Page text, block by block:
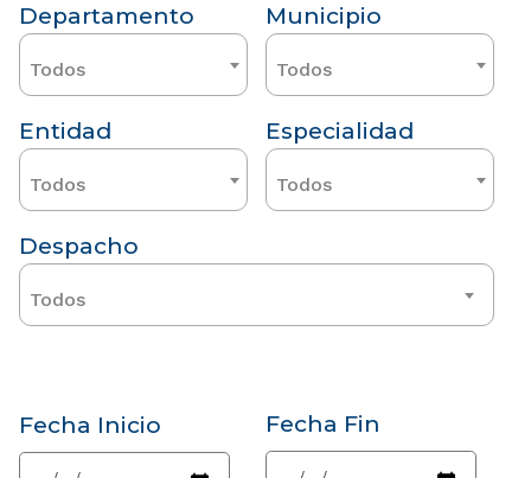
Departamento
Todos
Municipio
Todos
Entidad
Todos
Especialidad
Todos
Despacho
Todos
Fecha Inicio Fecha Fin